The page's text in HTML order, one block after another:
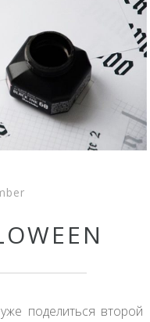
поделиться второй